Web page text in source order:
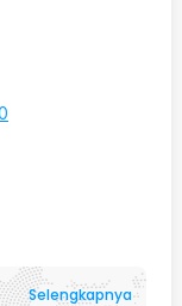
Selengkapnya